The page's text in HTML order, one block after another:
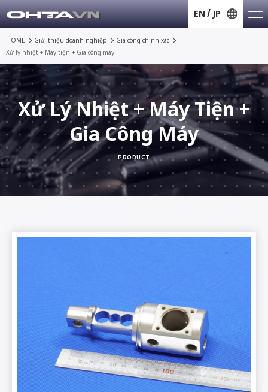
EN JP
HOME Giới thiệu doanh nghiệp
Gia công chính xác
Xử lý nhiệt + Máy tiện + Gia công máy
Xử Lý Nhiệt + Máy Tiện +
Gia Công Máy
PRODUCT